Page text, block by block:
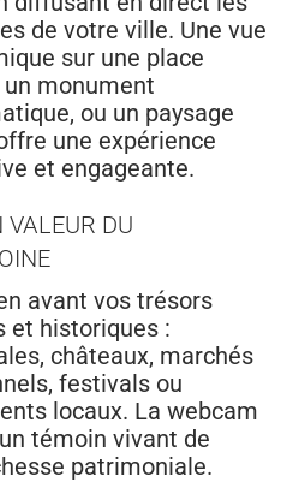
de votre ville. Une vue
sur une place
monument
ou un paysage
une expérience
et engageante.
VALEUR DU
avant vos trésors
et historiques :
châteaux, marchés
festivals ou
locaux. La webcam
témoin vivant de
patrimoniale.